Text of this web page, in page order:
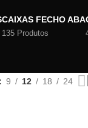
CAIXAS FECHO ABA
135 Produtos
9 12 18 24